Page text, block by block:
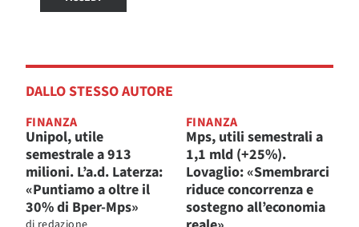
DALLO STESSO AUTORE
FINANZA
Unipol, utile
semestrale a 913
milioni. L’a.d. Laterza:
«Puntiamo a oltre il
30% di Bper-Mps»
FINANZA
Mps, utili semestrali a
1,1 mld (+25%).
Lovaglio: «Smembrarci
riduce concorrenza e
sostegno all’economia